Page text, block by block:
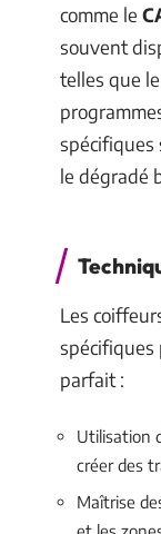
comme le
souvent
telles que le
spécifiques
le dégradé
Les
spécifiques
parfait :
Utilisation
créer des
Maîtrise